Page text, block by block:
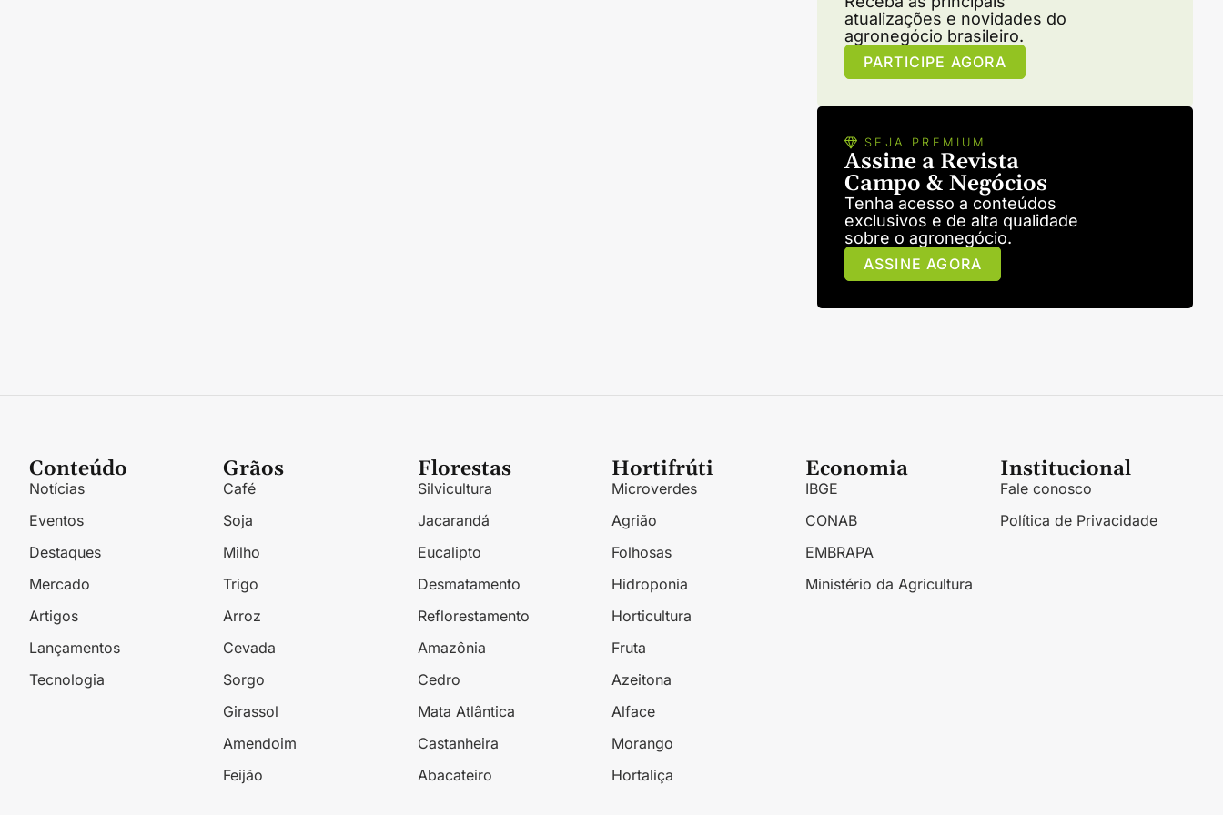
atualizações e novidades do
agronegócio brasileiro.
PARTICIPE AGORA
SEJA PREMIUM
Assine a Revista
Campo & Negócios
Tenha acesso a conteúdos
exclusivos e de alta qualidade
sobre o agronegócio.
ASSINE AGORA
Conteúdo
Notícias
Eventos
Destaques
Mercado
Artigos
Lançamentos
Tecnologia
Grãos
Café
Soja
Milho
Trigo
Arroz
Cevada
Sorgo
Girassol
Amendoim
Feijão
Florestas
Silvicultura
Jacarandá
Eucalipto
Desmatamento
Reflorestamento
Amazônia
Cedro
Mata Atlântica
Castanheira
Abacateiro
Hortifrúti
Microverdes
Agrião
Folhosas
Hidroponia
Horticultura
Fruta
Azeitona
Alface
Morango
Hortaliça
Economia
IBGE
CONAB
EMBRAPA
Ministério da Agricultura
Institucional
Fale conosco
Política de Privacidade